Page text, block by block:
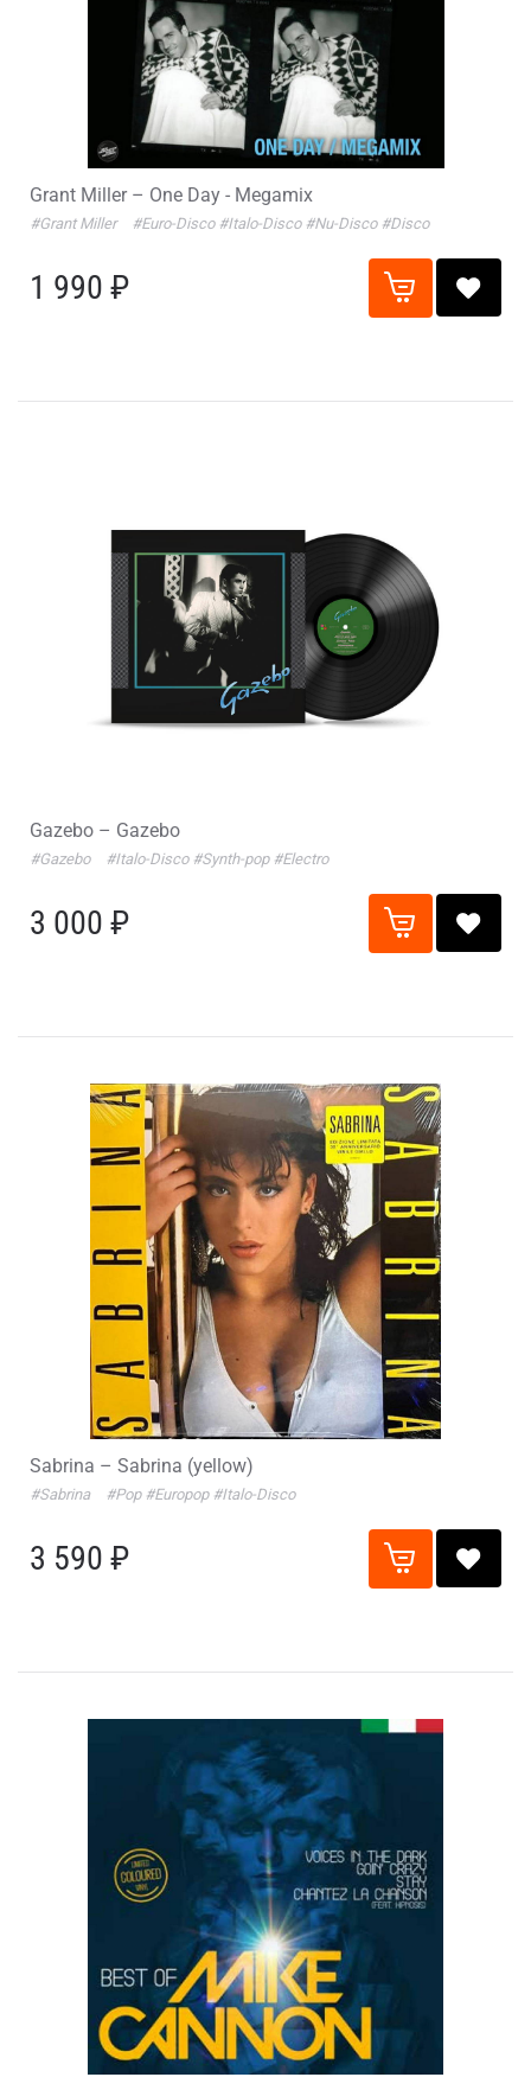
Grant Miller – One Day - Megamix
#Grant Miller #Euro-Disco #Italo-Disco #Nu-Disco #Disco
1 990 ₽
Gazebo – Gazebo
#Gazebo #Italo-Disco #Synth-pop #Electro
3 000 ₽
Sabrina – Sabrina (yellow)
#Sabrina #Pop #Europop #Italo-Disco
3 590 ₽